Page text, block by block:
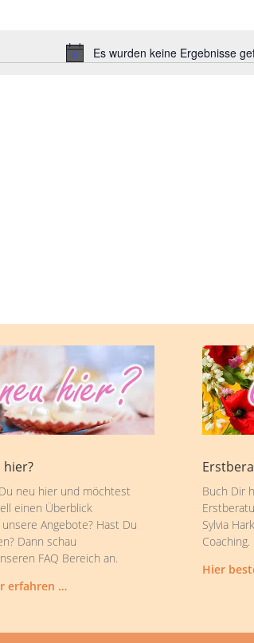
Hinweis
Es wurden keine Ergebnisse
hier?
neu hier und möchtest
einen Überblick
Angebote? Hast Du
Dann schau
FAQ Bereich an.
erfahren …
Buch Dir
Sylvia
Coaching.
Hier